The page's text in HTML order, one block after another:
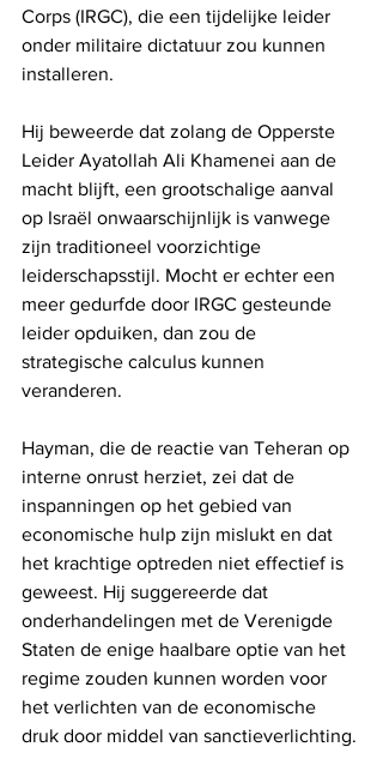
Corps (IRGC), die een tijdelijke leider
onder militaire dictatuur zou kunnen
installeren.
Hij beweerde dat zolang de Opperste
Leider Ayatollah Ali Khamenei aan de
macht blijft, een grootschalige aanval
op Israël onwaarschijnlijk is vanwege
zijn traditioneel voorzichtige
leiderschapsstijl. Mocht er echter een
meer gedurfde door IRGC gesteunde
leider opduiken, dan zou de
strategische calculus kunnen
veranderen.
Hayman, die de reactie van Teheran op
interne onrust herziet, zei dat de
inspanningen op het gebied van
economische hulp zijn mislukt en dat
het krachtige optreden niet effectief is
geweest. Hij suggereerde dat
onderhandelingen met de Verenigde
Staten de enige haalbare optie van het
regime zouden kunnen worden voor
het verlichten van de economische
druk door middel van sanctieverlichting.